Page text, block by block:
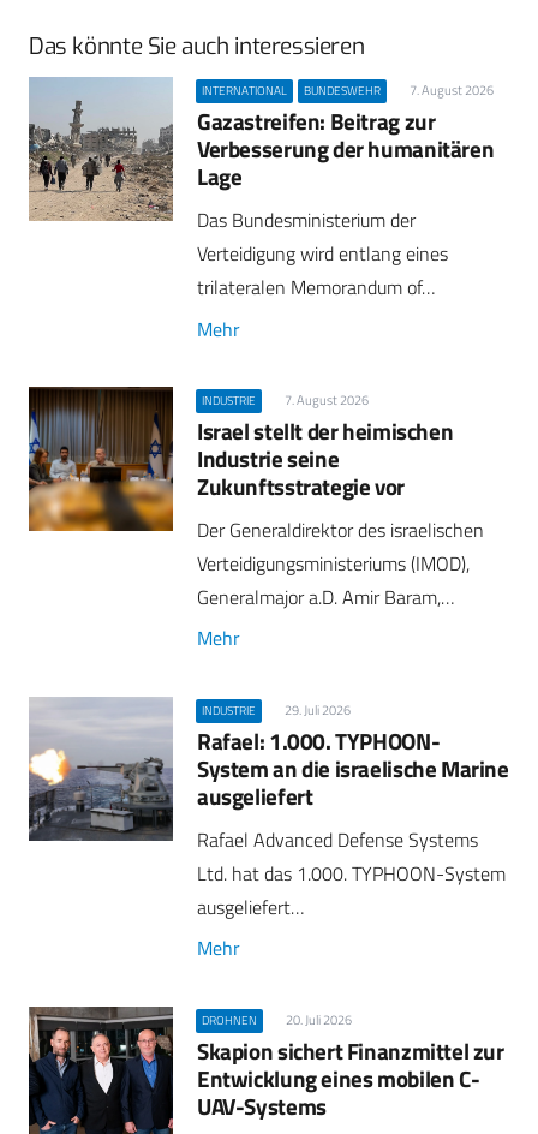
Das könnte Sie auch interessieren
INTERNATIONAL BUNDESWEHR 7. August 2026
Gazastreifen: Beitrag zur
Verbesserung der humanitären
Lage
Das Bundesministerium der
Verteidigung wird entlang eines
trilateralen Memorandum of…
Mehr
INDUSTRIE 7. August 2026
Israel stellt der heimischen
Industrie seine
Zukunftsstrategie vor
Der Generaldirektor des israelischen
Verteidigungsministeriums (IMOD),
Generalmajor a.D. Amir Baram,…
Mehr
INDUSTRIE 29. Juli 2026
Rafael: 1.000. TYPHOON-
System an die israelische Marine
ausgeliefert
Rafael Advanced Defense Systems
Ltd. hat das 1.000. TYPHOON-System
ausgeliefert…
Mehr
DROHNEN 20. Juli 2026
Skapion sichert Finanzmittel zur
Entwicklung eines mobilen C-
UAV-Systems